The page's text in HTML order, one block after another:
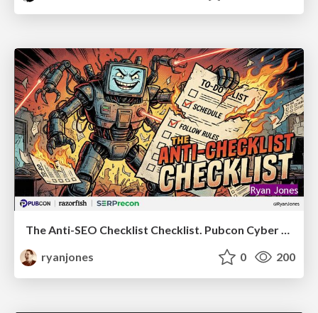
The Anti-SEO Checklist Checklist. Pubcon Cyber Week
ryanjones
0 200